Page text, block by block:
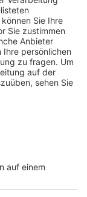
Anwohner
sowie
der
war, dass der
haben